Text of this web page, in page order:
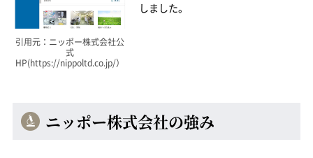
引用元：ニッポー株式会社公
式
HP(https://nippoltd.co.jp/）
しました。
ニッポー株式会社の強み